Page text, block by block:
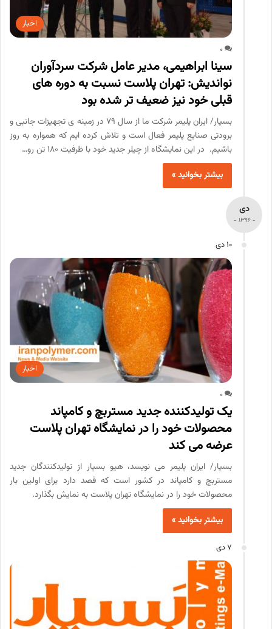
اخبار
0
سینا ابراهیمی، مدیر عامل شرکت سردآوران
نواندیش: تهران پلاست نسبت به دوره های
قبلی خود نیز ضعیف تر شده بود
بسپار/ ایران پلیمر شرکت ما از سال 79 در زمینه ی تجهیزات جانبی و
برودتی صنایع پلیمر فعال است و تلاش کرده ایم که همواره به روز
باشیم. در این نمایشگاه از چیلر جدید خود با ظرفیت 180 تن رو…
بیشتر بخوانید »
دی
- 1396 -
10 دی
اخبار
0
یک تولیدکننده جدید مستربچ و کامپاند
محصولات خود را در نمایشگاه تهران پلاست
عرضه می کند
بسپار/ ایران پلیمر می نویسد، هیو بسپار از تولیدکنندگان جدید
مستربچ و کامپاند در کشور است که قصد دارد برای اولین بار
محصولات خود را در نمایشگاه تهران پلاست به نمایش بگذارد.
بیشتر بخوانید »
7 دی